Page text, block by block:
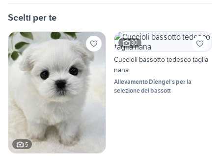
Scelti per te
5
30
Cuccioli bassotto tedesco taglia
nana
Allevamento Diengel's per la
selezione del bassott